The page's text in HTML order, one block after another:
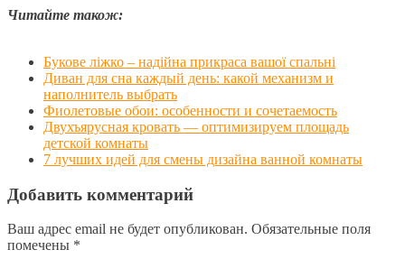
Читайте також:
Букове ліжко – надійна прикраса вашої спальні
Диван для сна каждый день: какой механизм и
наполнитель выбрать
Фиолетовые обои: особенности и сочетаемость
Двухъярусная кровать — оптимизируем площадь
детской комнаты
7 лучших идей для смены дизайна ванной комнаты
Добавить комментарий
Ваш адрес email не будет опубликован. Обязательные поля
помечены *